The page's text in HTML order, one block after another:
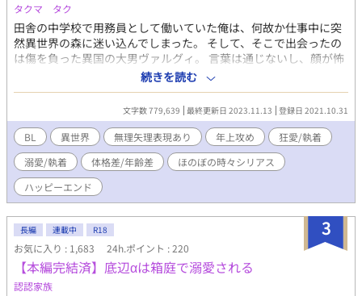
タクマ タク
田舎の中学校で用務員として働いていた俺は、何故か仕事中に突
然異世界の森に迷い込んでしまった。 そして、そこで出会ったの
は傷を負った異国の大男ヴァルグィ。 言葉は通じないし、顔が怖
い異人さんだけど、森を脱出するには地元民の手を借りるのが一
番だ！ そんな訳で、森を出るまでの道案内をお願いする代わりに
動けない彼を家まで運んでやることに。 竜や魔法が存在する世界
で織りなす、堅物将軍様とお気楽青年の異世界トリップBL 年上攻
め/体格差/年の差/執着愛/ハッピーエンド/ほのぼの/シリアス/無理
矢理/異世界転移/異世界転生/ 体格が良くお髭のおじさんが攻めで
す。 一つでも気になるワードがありましたら、是非ご笑覧くださ
い！ 第1章までは、日本語「」、異世界語『』 第2章以降は、日本
語『』、異世界語「」になります。 ＊自サイトとムーンライトノ
ります。 ＊今後の章でcp攻以外との性行為場面あります。 ＊メイ
ンcp内での無理矢理表現あります。 苦手な方はご注意ください。
続きを読む
文字数 779,639 最終更新日 2023.11.13 登録日 2021.10.31
BL 異世界 無理矢理表現あり 年上攻め
狂愛/執着
溺愛/執着
体格差/年齢差
ほのぼの時々シリアス
ハッピーエンド
3
長編 連載中 R18
お気に入り : 1,683 24h.ポイント : 220
【本編完結済】底辺αは箱庭で溺愛される
認認家族